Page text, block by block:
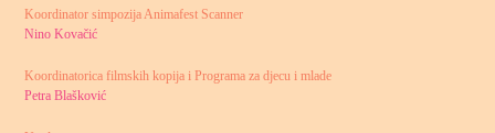
Koordinator simpozija Animafest Scanner
Nino Kovačić
Koordinatorica filmskih kopija i Programa za djecu i mlade
Petra Blašković